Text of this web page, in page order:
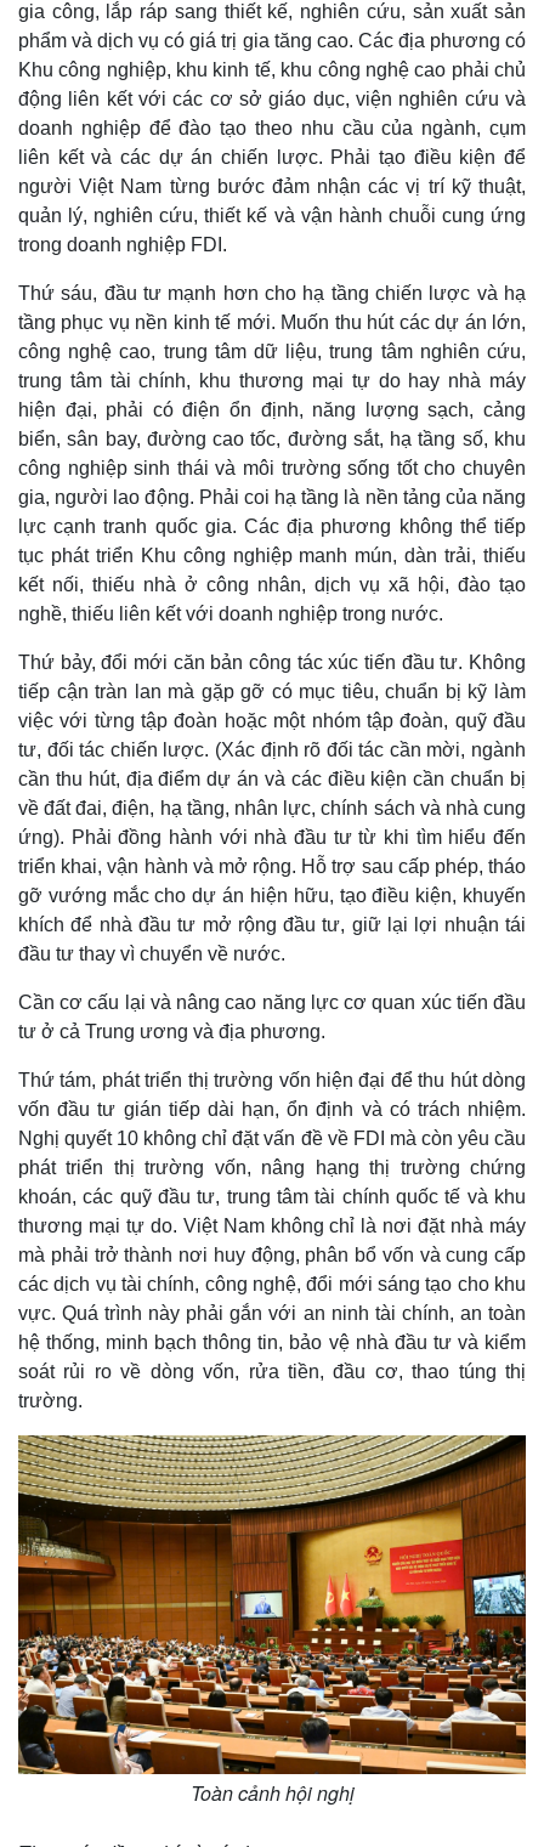
Thể thao
Lịch thi đấu bóng đá
Thế giới thể thao
eSports
Hậu trường
Xe máy
Tư vấn
gia công, lắp ráp sang thiết kế, nghiên cứu, sản xuất sản
phẩm và dịch vụ có giá trị gia tăng cao. Các địa phương có
Khu công nghiệp, khu kinh tế, khu công nghệ cao phải chủ
động liên kết với các cơ sở giáo dục, viện nghiên cứu và
doanh nghiệp để đào tạo theo nhu cầu của ngành, cụm
liên kết và các dự án chiến lược. Phải tạo điều kiện để
người Việt Nam từng bước đảm nhận các vị trí kỹ thuật,
quản lý, nghiên cứu, thiết kế và vận hành chuỗi cung ứng
trong doanh nghiệp FDI.
Thứ sáu, đầu tư mạnh hơn cho hạ tầng chiến lược và hạ
tầng phục vụ nền kinh tế mới. Muốn thu hút các dự án lớn,
công nghệ cao, trung tâm dữ liệu, trung tâm nghiên cứu,
trung tâm tài chính, khu thương mại tự do hay nhà máy
hiện đại, phải có điện ổn định, năng lượng sạch, cảng
biển, sân bay, đường cao tốc, đường sắt, hạ tầng số, khu
công nghiệp sinh thái và môi trường sống tốt cho chuyên
gia, người lao động. Phải coi hạ tầng là nền tảng của năng
lực cạnh tranh quốc gia. Các địa phương không thể tiếp
tục phát triển Khu công nghiệp manh mún, dàn trải, thiếu
kết nối, thiếu nhà ở công nhân, dịch vụ xã hội, đào tạo
nghề, thiếu liên kết với doanh nghiệp trong nước.
Thứ bảy, đổi mới căn bản công tác xúc tiến đầu tư. Không
tiếp cận tràn lan mà gặp gỡ có mục tiêu, chuẩn bị kỹ làm
việc với từng tập đoàn hoặc một nhóm tập đoàn, quỹ đầu
tư, đối tác chiến lược. (Xác định rõ đối tác cần mời, ngành
cần thu hút, địa điểm dự án và các điều kiện cần chuẩn bị
về đất đai, điện, hạ tầng, nhân lực, chính sách và nhà cung
ứng). Phải đồng hành với nhà đầu tư từ khi tìm hiểu đến
triển khai, vận hành và mở rộng. Hỗ trợ sau cấp phép, tháo
gỡ vướng mắc cho dự án hiện hữu, tạo điều kiện, khuyến
khích để nhà đầu tư mở rộng đầu tư, giữ lại lợi nhuận tái
đầu tư thay vì chuyển về nước.
Cần cơ cấu lại và nâng cao năng lực cơ quan xúc tiến đầu
tư ở cả Trung ương và địa phương.
Thứ tám, phát triển thị trường vốn hiện đại để thu hút dòng
vốn đầu tư gián tiếp dài hạn, ổn định và có trách nhiệm.
Nghị quyết 10 không chỉ đặt vấn đề về FDI mà còn yêu cầu
phát triển thị trường vốn, nâng hạng thị trường chứng
khoán, các quỹ đầu tư, trung tâm tài chính quốc tế và khu
thương mại tự do. Việt Nam không chỉ là nơi đặt nhà máy
mà phải trở thành nơi huy động, phân bổ vốn và cung cấp
các dịch vụ tài chính, công nghệ, đổi mới sáng tạo cho khu
vực. Quá trình này phải gắn với an ninh tài chính, an toàn
hệ thống, minh bạch thông tin, bảo vệ nhà đầu tư và kiểm
soát rủi ro về dòng vốn, rửa tiền, đầu cơ, thao túng thị
trường.
Toàn cảnh hội nghị